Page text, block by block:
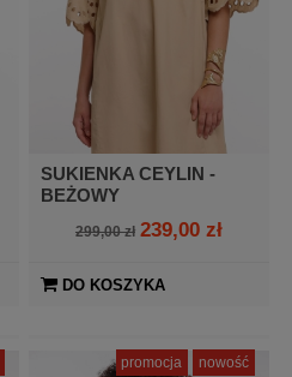
SUKIENKA CEYLIN -
BEŻOWY
299,00 zł 239,00 zł
DO KOSZYKA
promocja nowość